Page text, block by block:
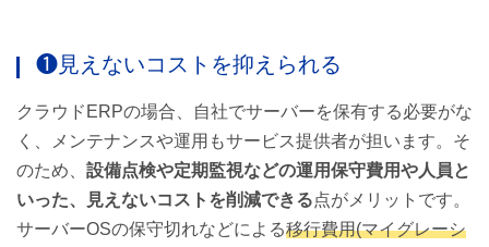
❶見えないコストを抑えられる
クラウドERPの場合、自社でサーバーを保有する必要がな
く、メンテナンスや運用もサービス提供者が担います。そ
のため、 設備点検や定期監視などの運用保守費用や人員と
いった、見えないコストを削減できる点がメリットです。
サーバーOSの保守切れなどによる移行費用(マイグレーシ